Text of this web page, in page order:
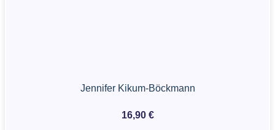
Jennifer Kikum-Böckmann
16,90 €